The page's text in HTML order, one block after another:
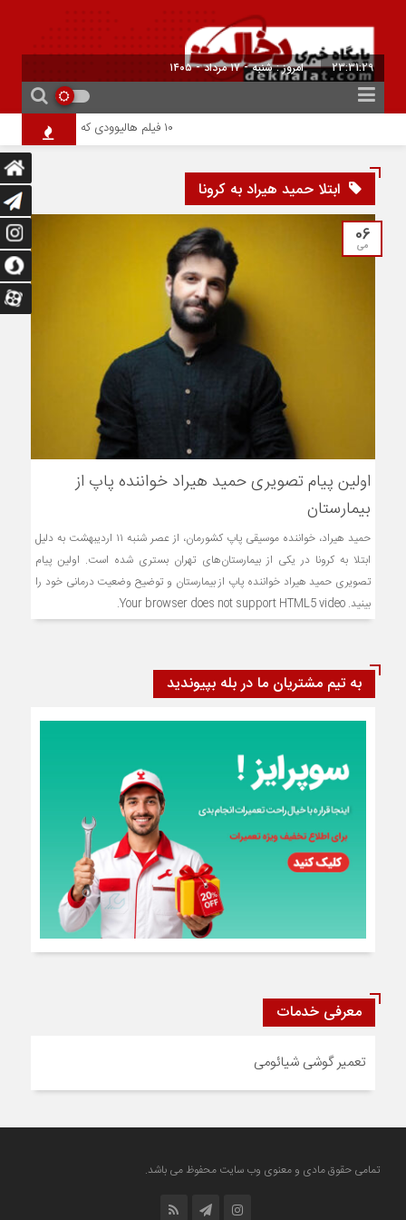
23:31:29 امروز : شنبه - ۱۷ مرداد - ۱۴۰۵
۱۰ فیلم هالیوودی که ارزش دیدن دارند | شاهکارهایی که نباید از دست بدهید
ابتلا حمید هیراد به کرونا
06
می
اولین پیام تصویری حمید هیراد خواننده پاپ از
بیمارستان
حمید هیراد، خواننده موسیقی پاپ کشورمان، از عصر شنبه ۱۱ اردیبهشت به دلیل
ابتلا به کرونا در یکی از بیمارستان‌های تهران بستری شده است. اولین پیام
تصویری حمید هیراد خواننده پاپ از بیمارستان و توضیح وضعیت درمانی خود را
بینید. Your browser does not support HTML5 video.
به تیم مشتریان ما در بله بپیوندید
معرفی خدمات
تعمیر گوشی شیائومی
تمامی حقوق مادی و معنوی وب سایت محفوظ می باشد.